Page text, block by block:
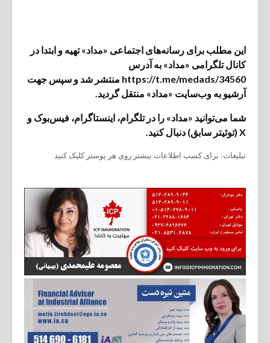
این مطلب برای رسانه‌های اجتماعی «مداد» تهیه و ابتدا در
کانال تلگرامی «مداد» به آدرس
https://t.me/medads/34560 منتشر شد و سپس جهت
آرشیو به وب‌سایت «مداد» منتقل گردید.
شما می‌توانید «مداد» را در تلگرام، اینستاگرام، فیس‌بوک و
X (توئیتر سابق) دنبال کنید.
تبلیغات: برای کسب اطلاعات بیشتر روی هر پوستر کلیک کنید